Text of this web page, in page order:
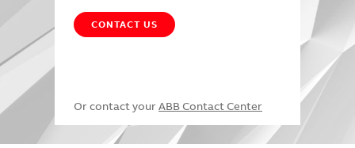
CONTACT US
Or contact your ABB Contact Center